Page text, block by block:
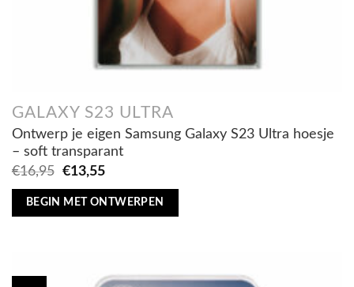
GALAXY S23 ULTRA
Ontwerp je eigen Samsung Galaxy S23 Ultra hoesje
– soft transparant
€16,95
Oorspronkelijke
was:
€13,55Huidige
is:
BEGIN MET ONTWERPEN